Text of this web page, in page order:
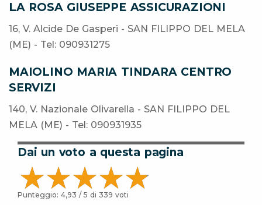
LA ROSA GIUSEPPE ASSICURAZIONI
16, V. Alcide De Gasperi - SAN FILIPPO DEL MELA
(ME) - Tel: 090931275
MAIOLINO MARIA TINDARA CENTRO
SERVIZI
140, V. Nazionale Olivarella - SAN FILIPPO DEL
MELA (ME) - Tel: 090931935
Dai un voto a questa pagina
Punteggio: 4,93 / 5 di 339 voti